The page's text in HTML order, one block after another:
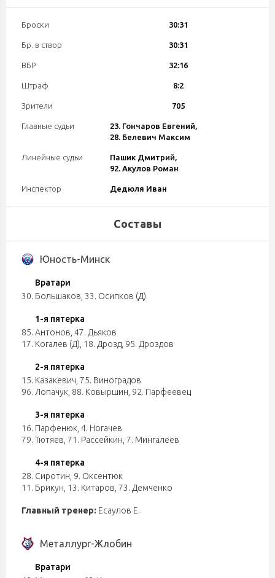
Броски 30:31
Бр. в створ 30:31
ВБР 32:16
Штраф 8:2
Зрители 705
Главные судьи
23. Гончаров Евгений,
28. Белевич Максим
Линейные судьи
Пашик Дмитрий,
92. Акулов Роман
Инспектор Дедюля Иван
Составы
Юность-Минск
Вратари
30. Большаков 33. Осипков (Д)
1-я пятерка
85. Антонов 47. Дьяков
17. Когалев (Д) 18. Дрозд 95. Дроздов
2-я пятерка
15. Казакевич 75. Виноградов
96. Лопачук 88. Ковыршин 92. Парфеевец
3-я пятерка
16. Парфенюк 4. Ногачев
79. Тютяев 71. Рассейкин 7. Мингалеев
4-я пятерка
28. Сиротин 9. Оксентюк
11. Брикун 13. Китаров 73. Демченко
Главный тренер: Есаулов Е.
Металлург-Жлобин
Вратари